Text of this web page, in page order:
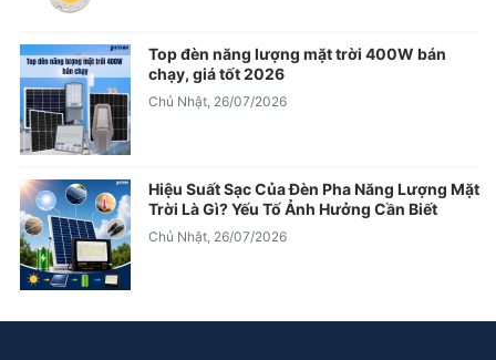
Top đèn năng lượng mặt trời 400W bán
chạy, giá tốt 2026
Chủ Nhật, 26/07/2026
Hiệu Suất Sạc Của Đèn Pha Năng Lượng Mặt
Trời Là Gì? Yếu Tố Ảnh Hưởng Cần Biết
Chủ Nhật, 26/07/2026